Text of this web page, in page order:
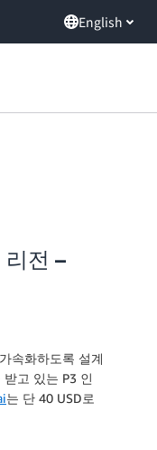
English
리전 –
속화하도록 설계
고 있는 P3 인
는 단 40 USD로